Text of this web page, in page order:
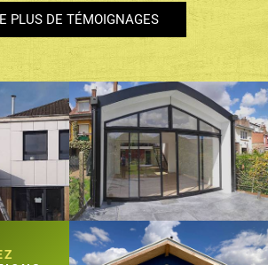
PLUS DE TÉMOIGNAGES